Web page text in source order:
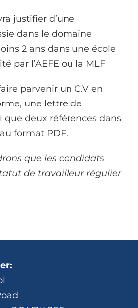
justifier d’une
dans le domaine
2 ans dans une école
par l’AEFE ou la MLF
parvenir un C.V en
une lettre de
que deux références dans
format PDF.
que les candidats
de travailleur régulier